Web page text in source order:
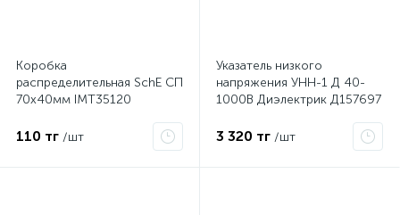
Коробка
распределительная SchE СП
70х40мм IMT35120
110 тг /шт
Указатель низкого
напряжения УНН-1 Д 40-
1000В Диэлектрик Д157697
3 320 тг /шт